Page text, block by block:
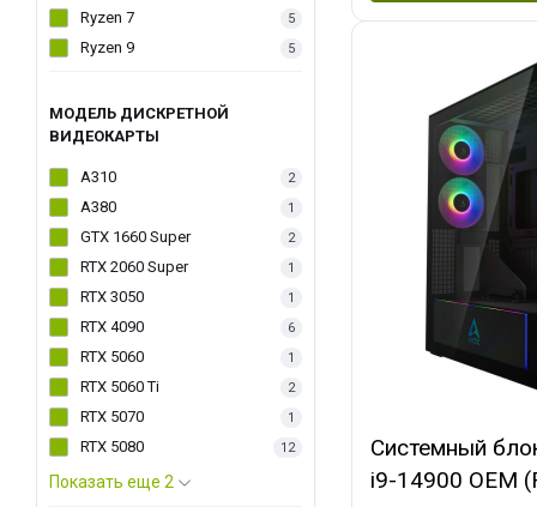
Ryzen 7 5
Ryzen 9 5
МОДЕЛЬ ДИСКРЕТНОЙ
ВИДЕОКАРТЫ
A310 2
A380 1
GTX 1660 Super 2
RTX 2060 Super 1
RTX 3050 1
RTX 4090 6
RTX 5060 1
RTX 5060 Ti 2
RTX 5070 1
RTX 5080 12
Показать еще 2
Системный
i9-14900 OEM